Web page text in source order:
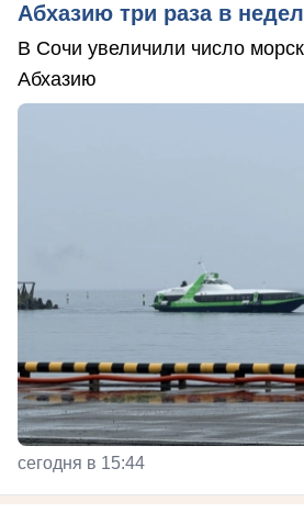
Абхазию три раза в
В Сочи увеличили число
Абхазию
сегодня в 15:44